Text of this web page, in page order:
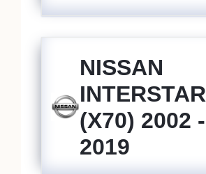
NISSAN
INTERSTAR
(X70) 2002 -
2019